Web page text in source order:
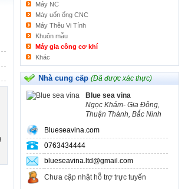
Máy NC
Máy uốn ống CNC
Máy Thêu Vi Tính
Khuôn mẫu
Máy gia công cơ khí
Khác
Nhà cung cấp (Đã được xác thực)
Blue sea vina
Ngọc Khám- Gia Đông,
Thuận Thành, Bắc Ninh
Blueseavina.com
0763434444
blueseavina.ltd@gmail.com
Chưa cập nhật hỗ trợ trực tuyến